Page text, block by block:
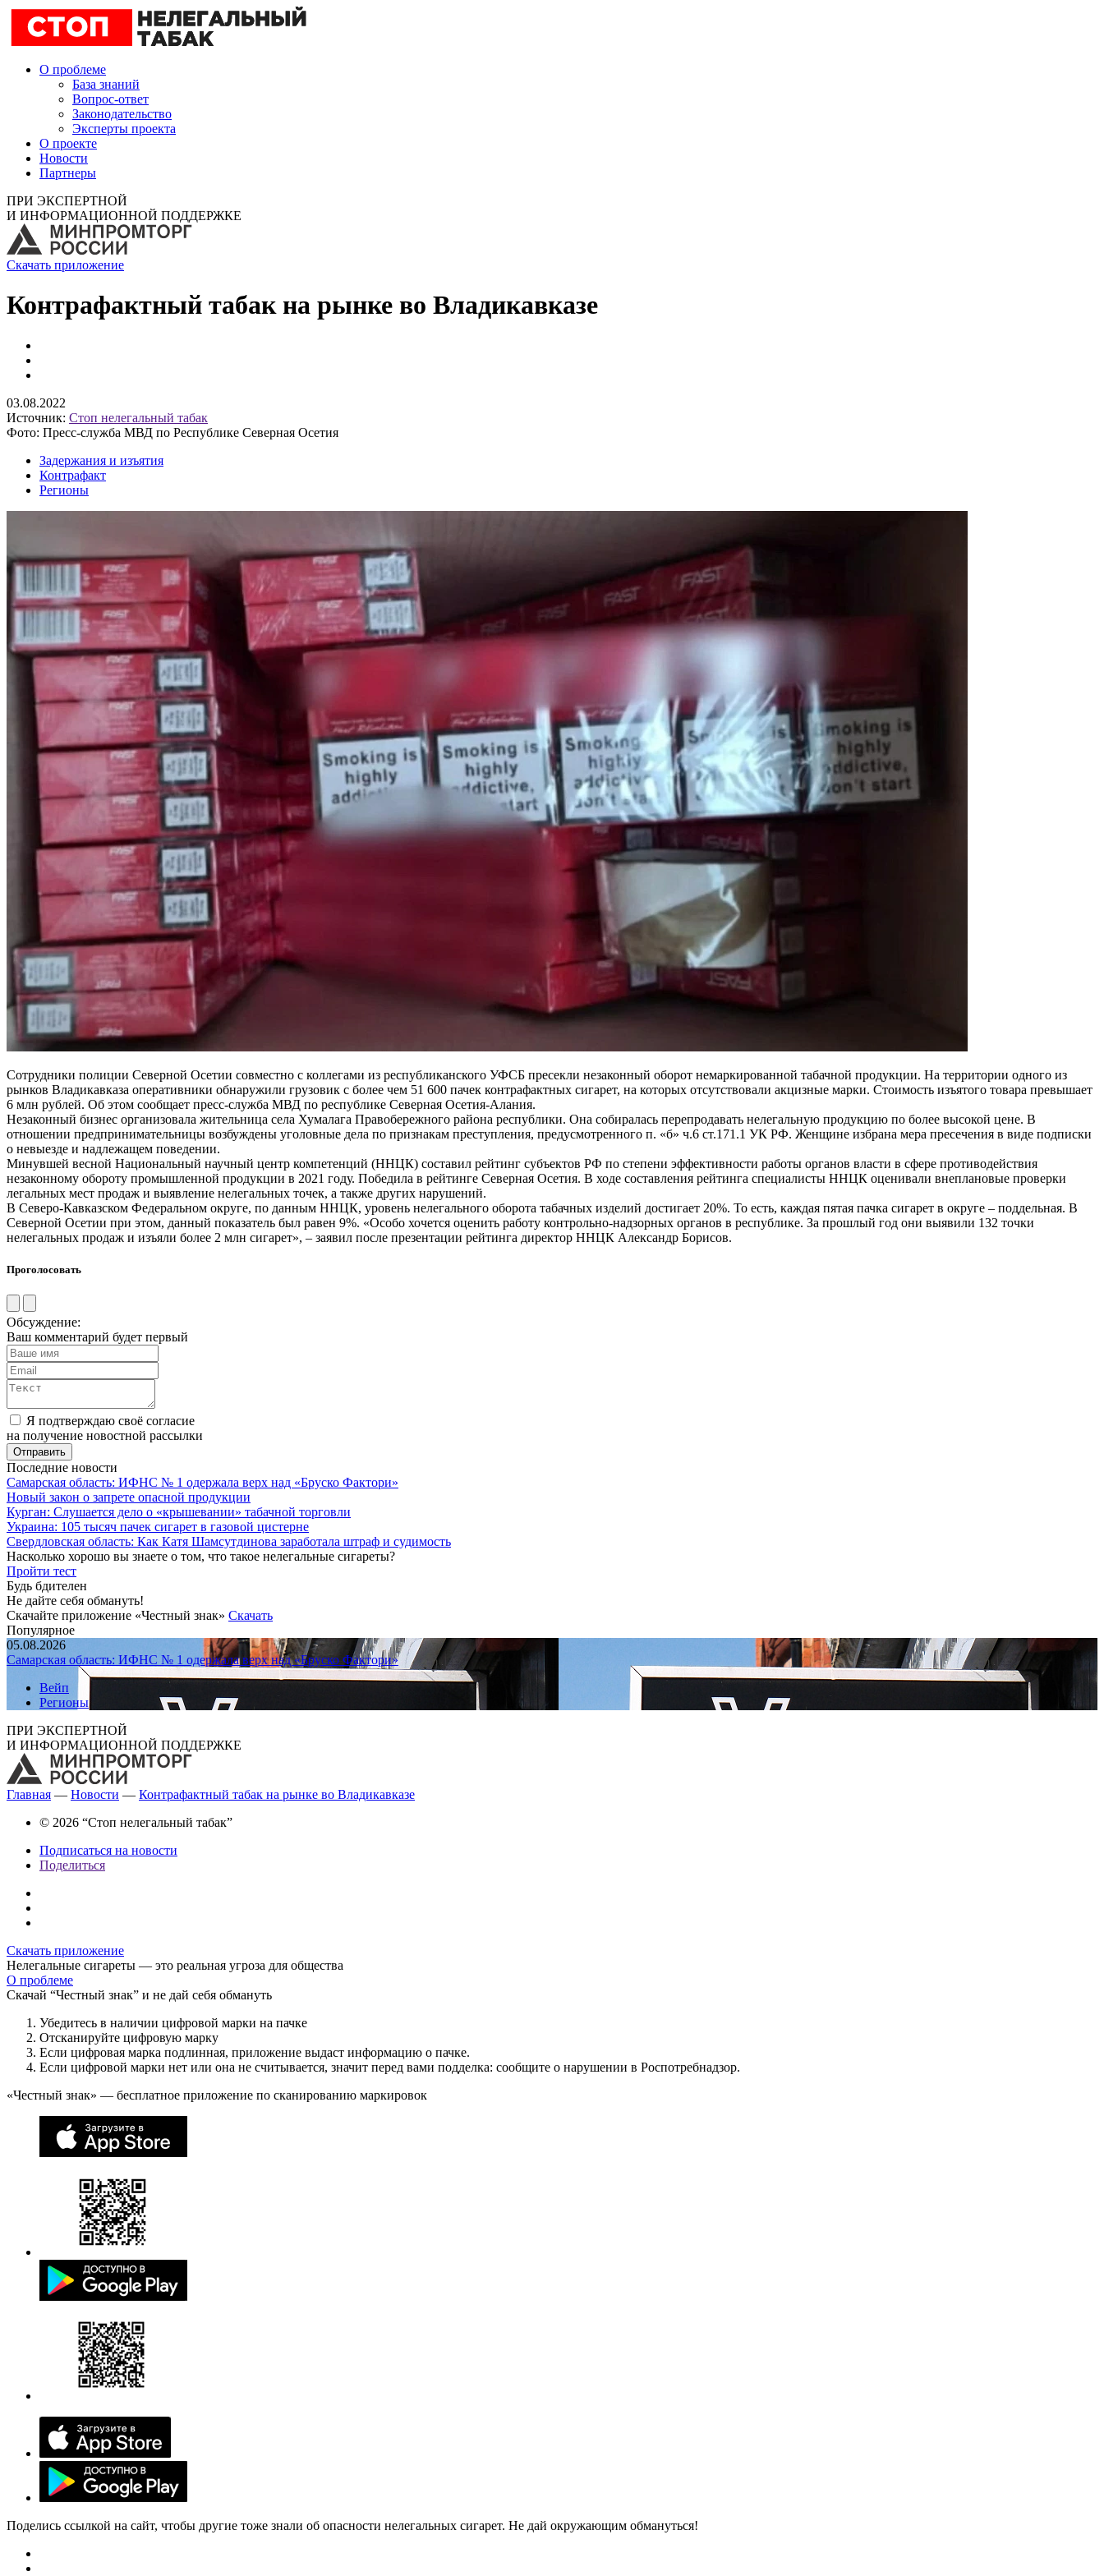
О проблеме
База знаний
Вопрос-ответ
Законодательство
Эксперты проекта
О проекте
Новости
Партнеры
ПРИ ЭКСПЕРТНОЙ
И ИНФОРМАЦИОННОЙ ПОДДЕРЖКЕ
Скачать приложение
Контрафактный табак на рынке во Владикавказе
03.08.2022
Источник: Стоп нелегальный табак
Фото: Пресс-служба МВД по Республике Северная Осетия
Задержания и изъятия
Контрафакт
Регионы
Сотрудники полиции Северной Осетии совместно с коллегами из республиканского УФСБ пресекли незаконный оборот немаркированной табачной продукции. На территории одного из
рынков Владикавказа оперативники обнаружили грузовик с более чем 51 600 пачек контрафактных сигарет, на которых отсутствовали акцизные марки. Стоимость изъятого товара превышает
6 млн рублей. Об этом сообщает пресс-служба МВД по республике Северная Осетия-Алания.
Незаконный бизнес организовала жительница села Хумалага Правобережного района республики. Она собиралась перепродавать нелегальную продукцию по более высокой цене. В
отношении предпринимательницы возбуждены уголовные дела по признакам преступления, предусмотренного п. «б» ч.6 ст.171.1 УК РФ. Женщине избрана мера пресечения в виде подписки
о невыезде и надлежащем поведении.
Минувшей весной Национальный научный центр компетенций (ННЦК) составил рейтинг субъектов РФ по степени эффективности работы органов власти в сфере противодействия
незаконному обороту промышленной продукции в 2021 году. Победила в рейтинге Северная Осетия. В ходе составления рейтинга специалисты ННЦК оценивали внеплановые проверки
легальных мест продаж и выявление нелегальных точек, а также других нарушений.
В Северо-Кавказском Федеральном округе, по данным ННЦК, уровень нелегального оборота табачных изделий достигает 20%. То есть, каждая пятая пачка сигарет в округе – поддельная. В
Северной Осетии при этом, данный показатель был равен 9%. «Особо хочется оценить работу контрольно-надзорных органов в республике. За прошлый год они выявили 132 точки
нелегальных продаж и изъяли более 2 млн сигарет», – заявил после презентации рейтинга директор ННЦК Александр Борисов.
Проголосовать
Обсуждение:
Ваш комментарий будет первый
Я подтверждаю своё согласие
на получение новостной рассылки
Последние новости
Самарская область: ИФНС № 1 одержала верх над «Бруско Фактори»
Новый закон о запрете опасной продукции
Курган: Слушается дело о «крышевании» табачной торговли
Украина: 105 тысяч пачек сигарет в газовой цистерне
Свердловская область: Как Катя Шамсутдинова заработала штраф и судимость
Насколько хорошо вы знаете о том, что такое нелегальные сигареты?
Пройти тест
Будь бдителен
Не дайте себя обмануть!
Скачайте приложение «Честный знак» Скачать
Популярное
05.08.2026
Самарская область: ИФНС № 1 одержала верх над «Бруско Фактори»
Вейп
Регионы
ПРИ ЭКСПЕРТНОЙ
И ИНФОРМАЦИОННОЙ ПОДДЕРЖКЕ
Главная — Новости — Контрафактный табак на рынке во Владикавказе
© 2026 “Стоп нелегальный табак”
Подписаться на новости
Поделиться
Скачать приложение
Нелегальные сигареты — это реальная угроза для общества
О проблеме
Скачай “Честный знак” и не дай себя обмануть
Убедитесь в наличии цифровой марки на пачке
Отсканируйте цифровую марку
Если цифровая марка подлинная, приложение выдаст информацию о пачке.
Если цифровой марки нет или она не считывается, значит перед вами подделка: сообщите о нарушении в Роспотребнадзор.
«Честный знак» — бесплатное приложение по сканированию маркировок
Поделись ссылкой на сайт, чтобы другие тоже знали об опасности нелегальных сигарет. Не дай окружающим обмануться!